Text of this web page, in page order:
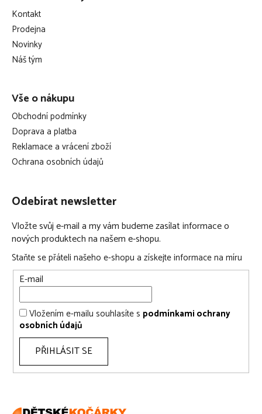
Kontakt
Prodejna
Novinky
Náš tým
Vše o nákupu
Obchodní podmínky
Doprava a platba
Reklamace a vrácení zboží
Ochrana osobních údajů
Odebírat newsletter
Vložte svůj e-mail a my vám budeme zasílat informace o
nových produktech na našem e-shopu.
Staňte se přáteli našeho e-shopu a získejte informace na míru
E-mail
Vložením e-mailu souhlasíte s podmínkami ochrany
osobních údajů
PŘIHLÁSIT SE